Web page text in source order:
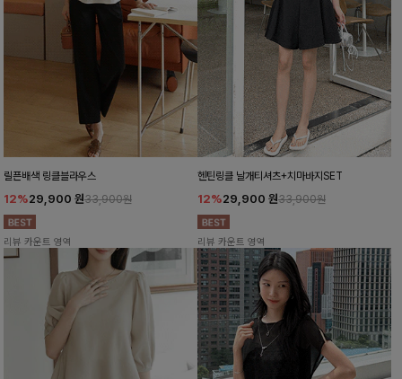
릴픈배색 링클블라우스
12%29,900 원33,900원
리뷰 카운트 영역
헨틴링클 날개티셔츠+치마바지SET
12%29,900 원33,900원
리뷰 카운트 영역